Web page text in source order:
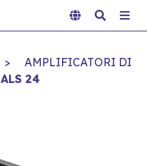
>
AMPLIFICATORI DI
ALS 24